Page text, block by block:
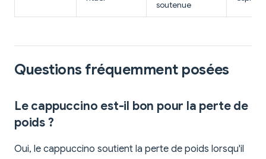
soutenue
Questions fréquemment posées
Le cappuccino est-il bon pour la perte de
poids ?
Oui, le cappuccino soutient la perte de poids lorsqu'il